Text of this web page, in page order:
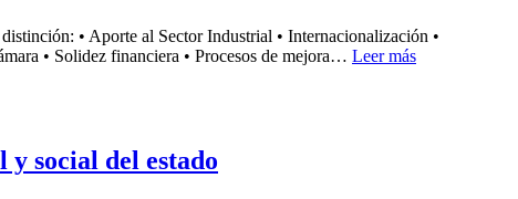
• Aporte al Sector Industrial • Internacionalización •
• Solidez financiera • Procesos de mejora… Leer más
social del estado